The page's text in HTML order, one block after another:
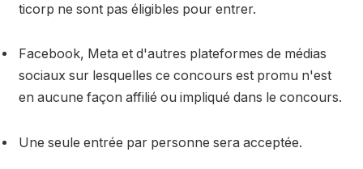
ticorp ne sont pas éligibles pour entrer.
Facebook, Meta et d'autres plateformes de médias
sociaux sur lesquelles ce concours est promu n'est
en aucune façon affilié ou impliqué dans le concours.
Une seule entrée par personne sera acceptée.